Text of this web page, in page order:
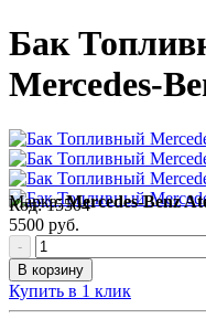
Бак
Mercedes-
Марка:Mercedes-Benz
Код:15504
5500 руб.
-
В корзину
Купить в 1 клик